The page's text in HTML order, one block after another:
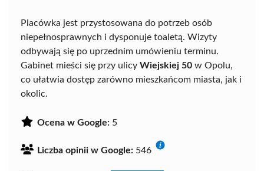
Placówka jest przystosowana do potrzeb osób
niepełnosprawnych i dysponuje toaletą. Wizyty
odbywają się po uprzednim umówieniu terminu.
Gabinet mieści się przy ulicy Wiejskiej 50 w Opolu,
co ułatwia dostęp zarówno mieszkańcom miasta, jak i
okolic.
Ocena w Google: 5
Liczba opinii w Google: 546